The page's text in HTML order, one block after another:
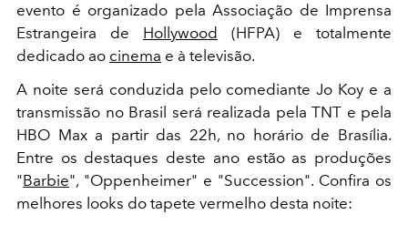
evento é organizado pela Associação de Imprensa
Estrangeira de Hollywood (HFPA) e totalmente
dedicado ao cinema e à televisão.
A noite será conduzida pelo comediante Jo Koy e a
transmissão no Brasil será realizada pela TNT e pela
HBO Max a partir das 22h, no horário de Brasília.
Entre os destaques deste ano estão as produções
"Barbie", "Oppenheimer" e "Succession". Confira os
melhores looks do tapete vermelho desta noite: